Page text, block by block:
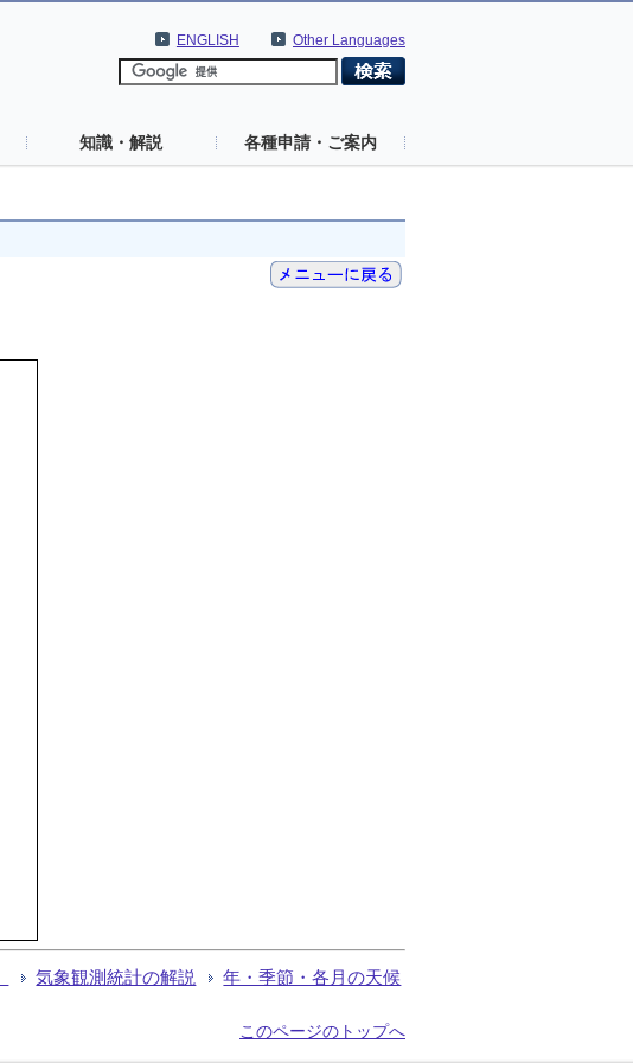
Other Languages
ENGLISH
知識・解説 各種申請・ご案内
気象観測統計の解説 年・季節・各月の天候
このページのトップへ